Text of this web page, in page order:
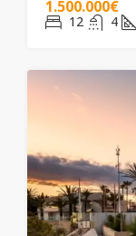
1.500.000€
12 4